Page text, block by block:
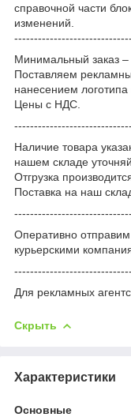
справочной части
изменений.
------------------------------
Минимальный заказ –
Поставляем
нанесением логотипа
Цены с НДС.
------------------------------
Наличие товара
нашем складе
Отгрузка
Поставка на наш
------------------------------
Оперативно
курьерскими
------------------------------
Для рекламных
Скрыть
Характеристики
Основные